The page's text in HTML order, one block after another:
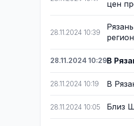
цен
28.11.2024 10:39
28.11.2024 10:29В
28.11.2024 10:19 В
28.11.2024 10:05 Близ